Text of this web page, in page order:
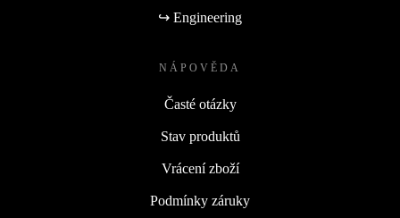
↪ Engineering
NÁPOVĚDA
Časté otázky
Stav produktů
Vrácení zboží
Podmínky záruky